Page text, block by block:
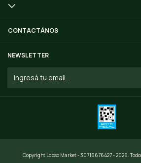
CONTACTÁNOS
NEWSLETTER
Copyright Lobso Market - 30716676427 - 2026.